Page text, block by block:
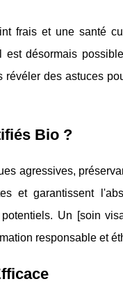
frais et une santé
désormais
des astuces
Bio ?
agressives,
et garantissent
Un [soin
responsable et